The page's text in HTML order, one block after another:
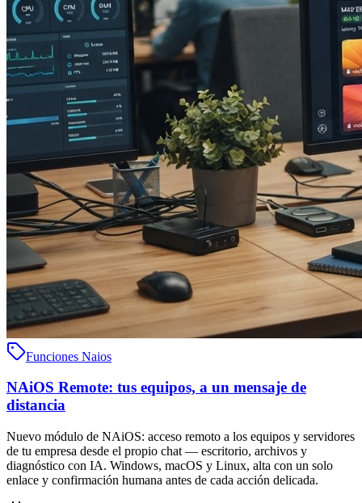
Funciones Naios
NAiOS Remote: tus equipos, a un mensaje de
distancia
Nuevo módulo de NAiOS: acceso remoto a los equipos y servidores
de tu empresa desde el propio chat — escritorio, archivos y
diagnóstico con IA. Windows, macOS y Linux, alta con un solo
enlace y confirmación humana antes de cada acción delicada.